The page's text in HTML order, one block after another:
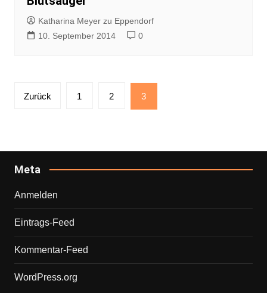
Katharina Meyer zu Eppendorf
10. September 2014
0
Seitennummerierung
Zurück 1 2 3
Meta
Anmelden
Eintrags-Feed
Kommentar-Feed
WordPress.org